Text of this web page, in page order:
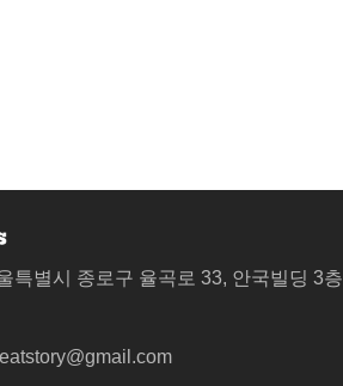
특별시 종로구 율곡로 33, 안국빌딩 3층